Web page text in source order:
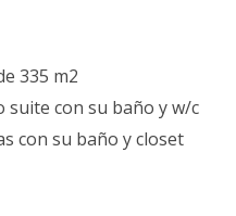
335 m2
con su baño y w/c
con su baño y closet